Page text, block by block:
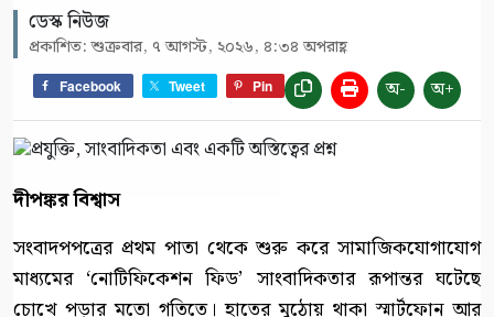
ডেস্ক নিউজ
প্রকাশিত: শুক্রবার, ৭ আগস্ট, ২০২৬, ৪:৩৪ অপরাহ্ণ
Facebook Tweet Pin অ- অ+
দীপঙ্কর বিশ্বাস
সংবাদপপত্রের প্রথম পাতা থেকে শুরু করে সামাজিকযোগাযোগ
মাধ্যমের ‘নোটিফিকেশন ফিড’ সাংবাদিকতার রূপান্তর ঘটেছে
চোখে পড়ার মতো গতিতে। হাতের মুঠোয় থাকা স্মার্টফোন আর